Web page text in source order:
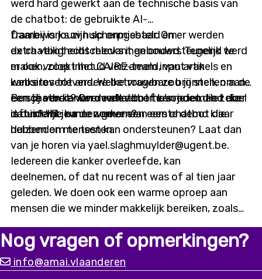
werd hard gewerkt aan de technische basis van
de chatbot: de gebruikte AI-
frameworks zijn scherpgesteld en er werden
extra veiligheidschecks ingebouwd. Tegelijk werd
er ook volop inhoud verzameld, van artikels en
websites tot andere betrouwbare bronnen, om de
eerste versie van de chatbot te voeden. Het doel
is duidelijk: na de zomer een eerste demo klaar
hebben om te testen.
Daarbij is jouw hulp onmisbaar. Om
de chatbot echt relevant en ondersteunend te
maken, zoekt het CAIRE-team input van
kankeroverlevers. Welke vragen zou jij stellen aan
een chatbot? Over welke thema’s moet die zeker
informatie kunnen geven?
Ben jij een kankeroverlever, of ken je iemand die
dat is? Wil je meewerken aan een chatbot die
duizenden mensen kan ondersteunen? Laat dan
van je horen via yael.slaghmuylder@ugent.be.
Iedereen die kanker overleefde, kan
deelnemen, of dat nu recent was of al tien jaar
geleden. We doen ook een warme oproep aan
mensen die we minder makkelijk bereiken, zoals
digitaal kwetsbaren of mensen met een
migratieachtergrond. Alleen met input vanuit
diverse ervaringen kunnen we
een chatbot bouwen die er écht is voor iedereen.
Nog vragen of opmerkingen?
info@amai.vlaanderen